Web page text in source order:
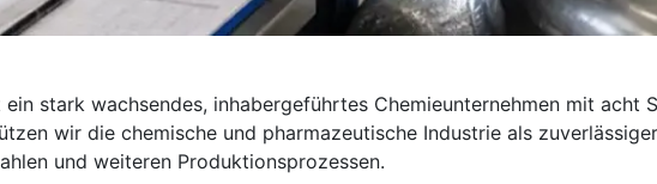
ein stark wachsendes, inhabergeführtes Chemieunternehmen mit
wir die chemische und pharmazeutische Industrie als
und weiteren Produktionsprozessen.